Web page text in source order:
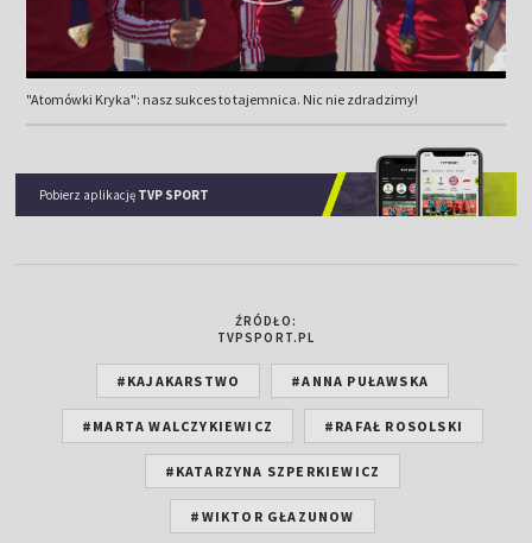
"Atomówki Kryka": nasz sukces to tajemnica. Nic nie zdradzimy!
Pobierz aplikację TVP SPORT
ŹRÓDŁO:
TVPSPORT.PL
#KAJAKARSTWO #ANNA PUŁAWSKA
#MARTA WALCZYKIEWICZ #RAFAŁ ROSOLSKI
#KATARZYNA SZPERKIEWICZ
#WIKTOR GŁAZUNOW